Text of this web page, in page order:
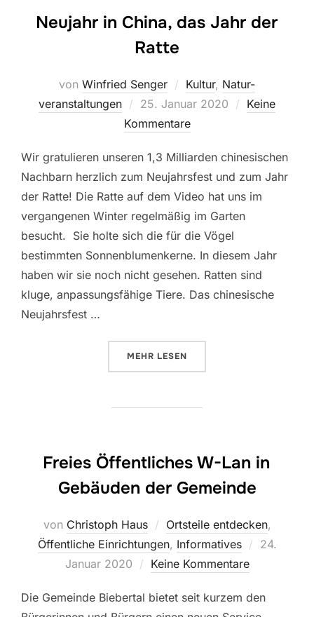
Neujahr in China, das Jahr der
Ratte
von Winfried Senger Kultur, Natur-
veranstaltungen
Veröffentlicht
am
25. Januar 2020
Keine
Kommentare
Wir gratulieren unseren 1,3 Milliarden chinesischen
Nachbarn herzlich zum Neujahrsfest und zum Jahr
der Ratte! Die Ratte auf dem Video hat uns im
vergangenen Winter regelmäßig im Garten
besucht. Sie holte sich die für die Vögel
bestimmten Sonnenblumenkerne. In diesem Jahr
haben wir sie noch nicht gesehen. Ratten sind
kluge, anpassungsfähige Tiere. Das chinesische
Neujahrsfest …
MEHR ÜBER „NEUJAHR IN CHINA, DAS
LESEN
Freies Öffentliches W-Lan in
Gebäuden der Gemeinde
von Christoph Haus Ortsteile entdecken,
Öffentliche Einrichtungen, Informatives
24.
Januar 2020
Keine Kommentare
Die Gemeinde Biebertal bietet seit kurzem den